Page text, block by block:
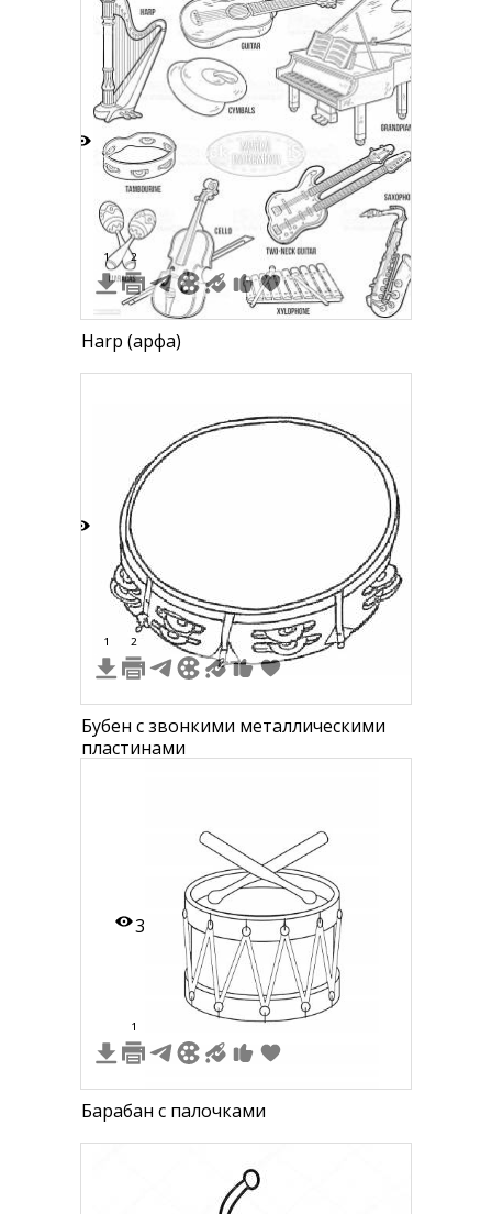
1 2
Harp (арфа)
1 2
Бубен с звонкими металлическими
пластинами
3
1
Барабан с палочками